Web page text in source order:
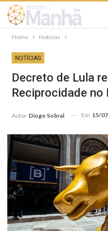
Home Notícias
NOTÍCIAS
Decreto de Lula
Reciprocidade no
Autor Diogo Sobral Em 15/